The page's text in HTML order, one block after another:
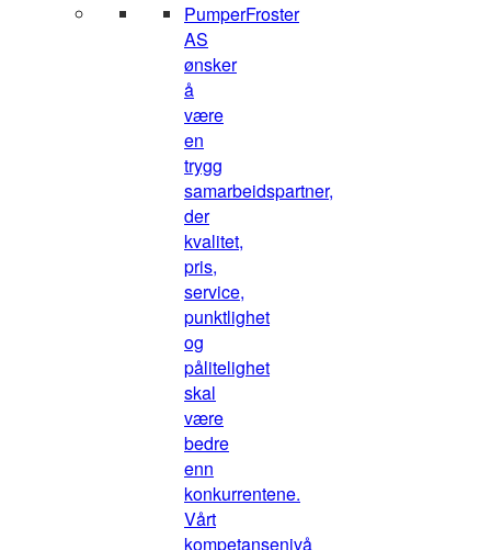
PumperFroster
AS
ønsker
å
være
en
trygg
samarbeidspartner,
der
kvalitet,
pris,
service,
punktlighet
og
pålitelighet
skal
være
bedre
enn
konkurrentene.
Vårt
kompetansenivå